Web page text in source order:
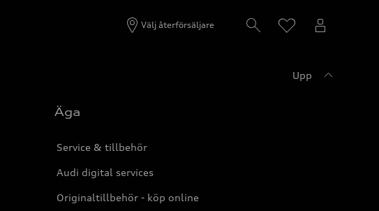
Välj återförsäljare
Upp
Äga
Service & tillbehör
Audi digital services
Originaltillbehör - köp online